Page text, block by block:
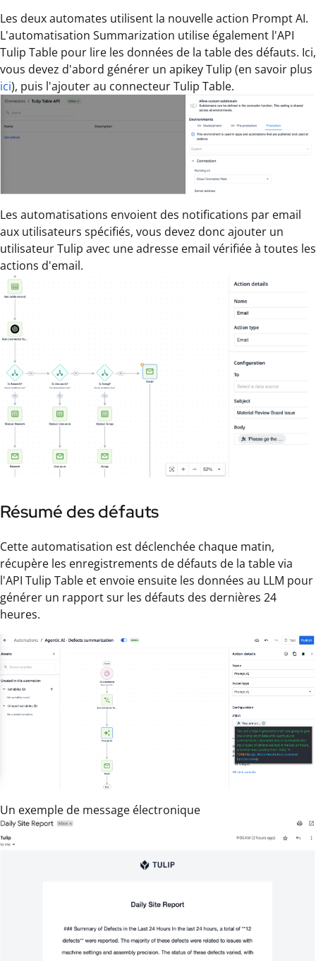
Les deux automates utilisent la nouvelle action Prompt AI.
L'automatisation Summarization utilise également l'API
Tulip Table pour lire les données de la table des défauts. Ici,
vous devez d'abord générer un apikey Tulip (en savoir plus
ici), puis l'ajouter au connecteur Tulip Table.
Les automatisations envoient des notifications par email
aux utilisateurs spécifiés, vous devez donc ajouter un
utilisateur Tulip avec une adresse email vérifiée à toutes les
actions d'email.
Résumé des défauts
Cette automatisation est déclenchée chaque matin,
récupère les enregistrements de défauts de la table via
l'API Tulip Table et envoie ensuite les données au LLM pour
générer un rapport sur les défauts des dernières 24
heures.
Un exemple de message électronique